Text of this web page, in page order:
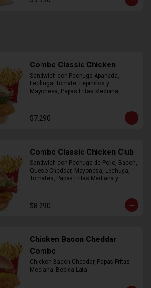
Combo Classic Chicken
Sandwich con Pechuga Apanada,
Lechuga, Tomate, Pepinillos y
Mayonesa, Papas Fritas Mediana,
$7.290
Combo Classic Chicken Club
Sandwich con Pechuga de Pollo, Bacon,
Queso Cheddar, Mayonesa, Lechuga,
Tomates, Papas Fritas Mediana y
$8.290
Chicken Bacon Cheddar
Combo
Chicken Bacon Cheddar, Papas Fritas
Mediana, Bebida Lata